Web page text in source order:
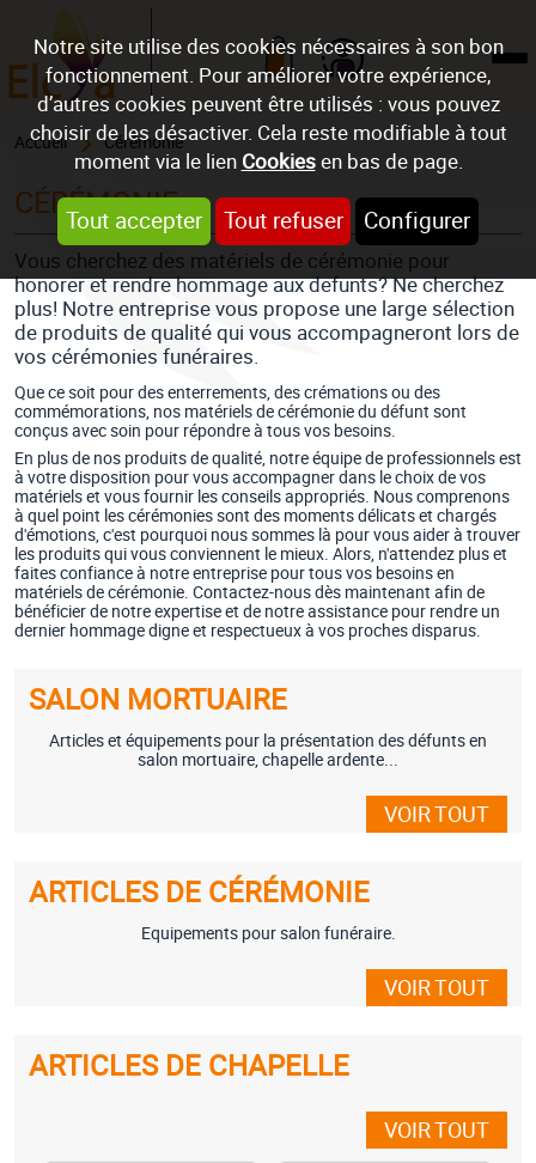
Notre site utilise des cookies nécessaires à son bon
fonctionnement. Pour améliorer votre expérience,
d’autres cookies peuvent être utilisés : vous pouvez
choisir de les désactiver. Cela reste modifiable à tout
moment via le lien Cookiesen bas de page.
Tout accepter Tout refuser Configurer
Mon compte
Accueil Cérémonie
CÉRÉMONIE
Vous cherchez des matériels de cérémonie pour
honorer et rendre hommage aux defunts? Ne cherchez
plus! Notre entreprise vous propose une large sélection
de produits de qualité qui vous accompagneront lors de
vos cérémonies funéraires.
Que ce soit pour des enterrements, des crémations ou des
commémorations, nos matériels de cérémonie du défunt sont
conçus avec soin pour répondre à tous vos besoins.
En plus de nos produits de qualité, notre équipe de professionnels est
à votre disposition pour vous accompagner dans le choix de vos
matériels et vous fournir les conseils appropriés. Nous comprenons
à quel point les cérémonies sont des moments délicats et chargés
d'émotions, c'est pourquoi nous sommes là pour vous aider à trouver
les produits qui vous conviennent le mieux. Alors, n'attendez plus et
faites confiance à notre entreprise pour tous vos besoins en
matériels de cérémonie. Contactez-nous dès maintenant afin de
bénéficier de notre expertise et de notre assistance pour rendre un
dernier hommage digne et respectueux à vos proches disparus.
SALON MORTUAIRE
Articles et équipements pour la présentation des défunts en
salon mortuaire, chapelle ardente...
VOIR TOUT
ARTICLES DE CÉRÉMONIE
Equipements pour salon funéraire.
VOIR TOUT
ARTICLES DE CHAPELLE
VOIR TOUT